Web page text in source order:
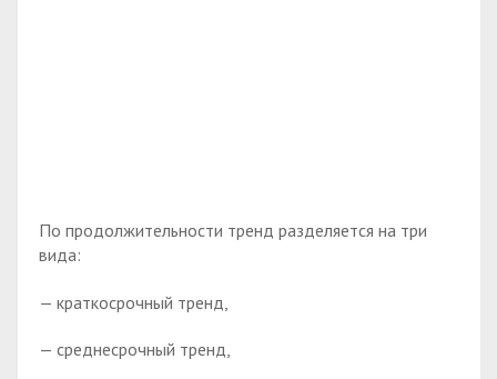
По продолжительности тренд разделяется на три
вида:
— краткосрочный тренд,
— среднесрочный тренд,